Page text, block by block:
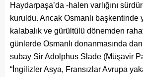
Haydarpaşa’da -halen varlığını
kuruldu. Ancak Osmanlı başkentinde
kalabalık ve gürültülü dönemden
günlerde Osmanlı donanmasında
subay Sir Adolphus Slade (Müşavir
“İngilizler Asya, Fransızlar Avrupa